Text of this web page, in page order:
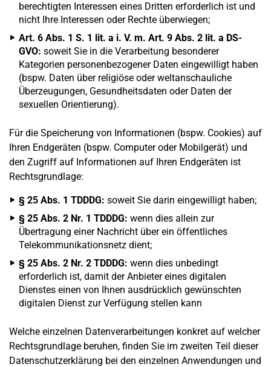
berechtigten Interessen eines Dritten erforderlich ist und
nicht Ihre Interessen oder Rechte überwiegen;
Art. 6 Abs. 1 S. 1 lit. a i. V. m. Art. 9 Abs. 2 lit. a DS-
GVO: soweit Sie in die Verarbeitung besonderer
Kategorien personenbezogener Daten eingewilligt haben
(bspw. Daten über religiöse oder weltanschauliche
Überzeugungen, Gesundheitsdaten oder Daten der
sexuellen Orientierung).
Für die Speicherung von Informationen (bspw. Cookies) auf
Ihren Endgeräten (bspw. Computer oder Mobilgerät) und
den Zugriff auf Informationen auf Ihren Endgeräten ist
Rechtsgrundlage:
§ 25 Abs. 1 TDDDG: soweit Sie darin eingewilligt haben;
§ 25 Abs. 2 Nr. 1 TDDDG: wenn dies allein zur
Übertragung einer Nachricht über ein öffentliches
Telekommunikationsnetz dient;
§ 25 Abs. 2 Nr. 2 TDDDG: wenn dies unbedingt
erforderlich ist, damit der Anbieter eines digitalen
Dienstes einen von Ihnen ausdrücklich gewünschten
digitalen Dienst zur Verfügung stellen kann
Welche einzelnen Datenverarbeitungen konkret auf welcher
Rechtsgrundlage beruhen, finden Sie im zweiten Teil dieser
Datenschutzerklärung bei den einzelnen Anwendungen und